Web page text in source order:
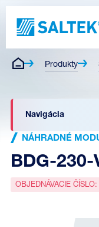
Produkty
Navigácia
NÁHRADNÉ
BDG-230-
OBJEDNÁVACIE